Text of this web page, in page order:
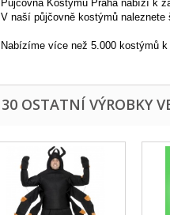
Půjčovna Kostýmů Praha nabízí k
V naší půjčovně kostýmů
Nabízíme více než 5.000 kostýmů
30 OSTATNÍ VÝROBKY